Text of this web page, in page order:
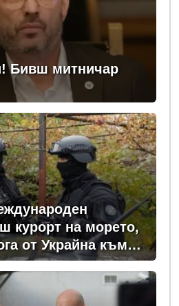
Бивш митничар
курорт на морето,
от Украйна към